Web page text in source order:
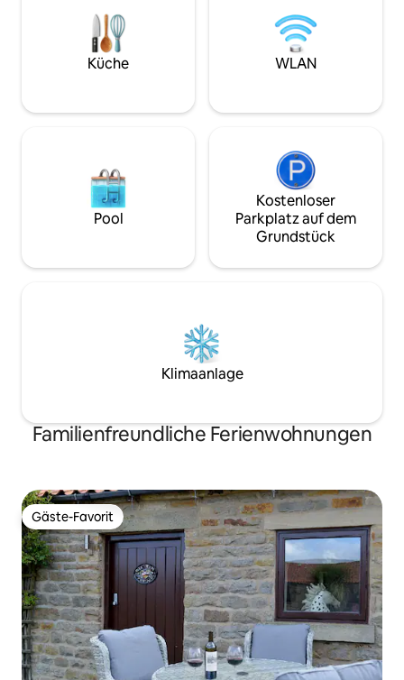
du dich im Whirlpool in der Gesellschaft
des anderen entspannen kannst.
Unsere geräumigen Boutique-Lodges
sind offen gestaltet und verfügen über
der Nähe von
Weston-super-Mare. Diese
Unterkunft ist
der äußerst
Küche WLAN
Pool
Kostenloser
Parkplatz auf dem
Grundstück
Klimaanlage
Familienfreundliche Ferienwohnungen
Gäste-Favorit
Gäste-Favorit